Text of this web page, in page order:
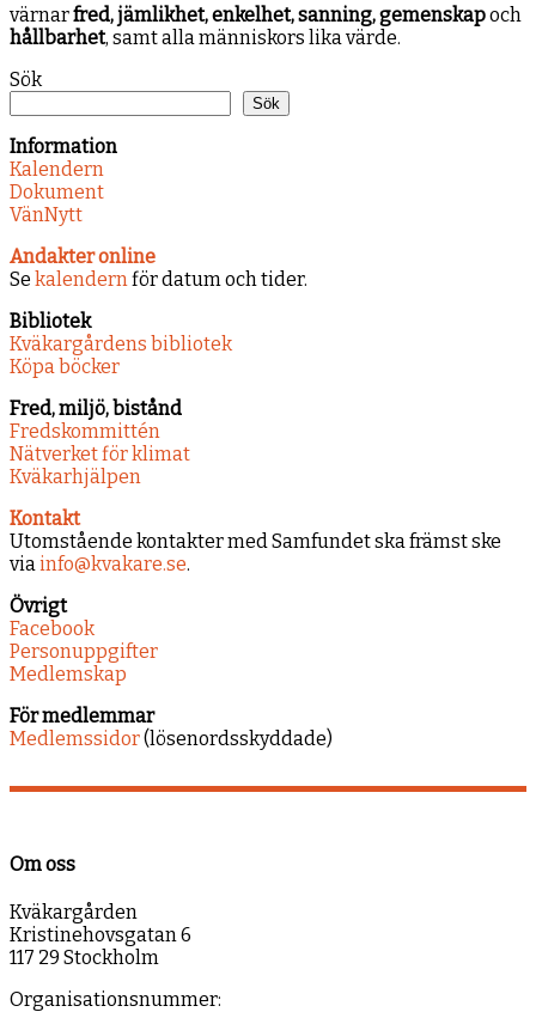
värnarfred, jämlikhet, enkelhet, sanning, gemenskapoch
hållbarhet, samt alla människors lika värde.
Sök
Sök
Information
Kalendern
Dokument
VänNytt
Andakter online
Se kalendernför datum och tider.
Bibliotek
Kväkargårdens bibliotek
Köpa böcker
Fred, miljö, bistånd
Fredskommittén
Nätverket för klimat
Kväkarhjälpen
Kontakt
Utomstående kontakter med Samfundet ska främst ske
viainfo@kvakare.se.
Övrigt
Facebook
Personuppgifter
Medlemskap
För medlemmar
Medlemssidor(lösenordsskyddade)
Om oss
Kväkargården
Kristinehovsgatan 6
117 29 Stockholm
Organisationsnummer: